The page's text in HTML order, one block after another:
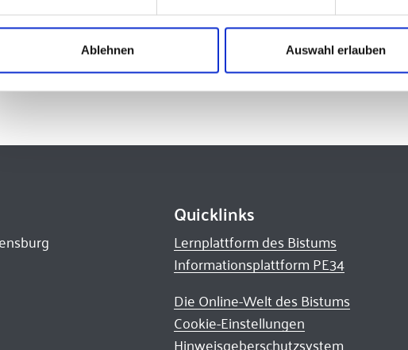
Ablehnen Auswahl erlauben
Ministrantenarbeit
tätig und haben die eine oder andere Frage? Schauen Sie
Quicklinks
Lernplattform des Bistums
Informationsplattform PE34
Die Online-Welt des Bistums
Cookie-Einstellungen
Hinweisgeberschutzsystem